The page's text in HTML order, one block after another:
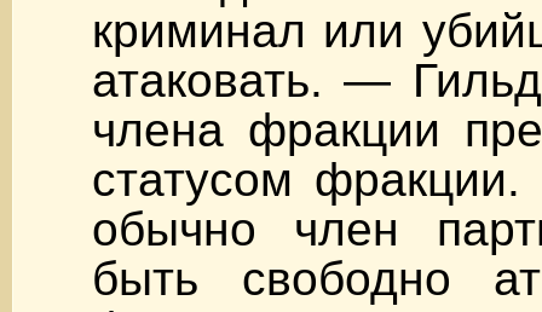
криминал или
атаковать. —
члена фракции
статусом
обычно член
быть свободно